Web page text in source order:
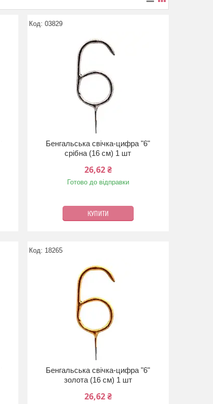
03829
Бенгальська свічка-цифра "6"
срібна (16 см) 1 шт
26,62 ₴
Готово до відправки
КУПИТИ
18265
Бенгальська свічка-цифра "6"
золота (16 см) 1 шт
26,62 ₴